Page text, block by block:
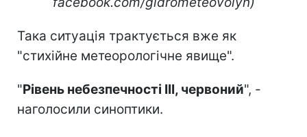
Така ситуація трактується вже як
"стихійне метеорологічне явище".
"Рівень небезпечності IІІ, червоний", -
наголосили синоптики.